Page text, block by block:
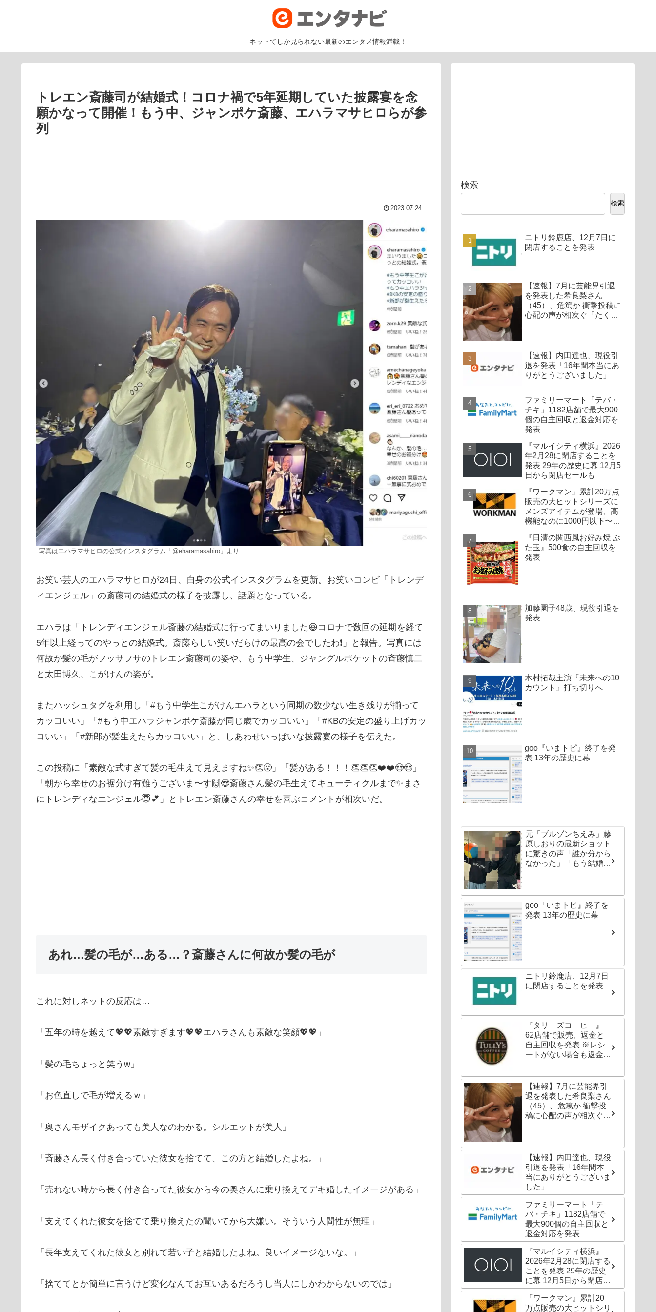
ネットでしか見られない最新のエンタメ情報満載！
トレエン斎藤司が結婚式！コロナ禍で5年延期していた披露宴を念
願かなって開催！もう中、ジャンポケ斎藤、エハラマサヒロらが参
列
2023.07.24
写真はエハラマサヒロの公式インスタグラム「@eharamasahiro」より
お笑い芸人のエハラマサヒロが24日、自身の公式インスタグラムを更新。お笑いコンビ「トレンデ
ィエンジェル」の斎藤司の結婚式の様子を披露し、話題となっている。
エハラは「トレンディエンジェル斎藤の結婚式に行ってまいりました😆コロナで数回の延期を経て
5年以上経ってのやっとの結婚式。斎藤らしい笑いだらけの最高の会でしたわ❗️」と報告。写真には
何故か髪の毛がフッサフサのトレエン斎藤司の姿や、もう中学生、ジャングルポケットの斉藤慎二
と太田博久、こがけんの姿が。
またハッシュタグを利用し「#もう中学生こがけんエハラという同期の数少ない生き残りが揃って
カッコいい」「#もう中エハラジャンポケ斎藤が同じ歳でカッコいい」「#KBの安定の盛り上げカッ
コいい」「#新郎が髪生えたらカッコいい」と、しあわせいっぱいな披露宴の様子を伝えた。
この投稿に「素敵な式すぎて髪の毛生えて見えますね✨👏😮」「髪がある！！！👏👏👏❤️❤️😍😍」
「朝から幸せのお裾分け有難うございま〜す🙌😍斎藤さん髪の毛生えてキューティクルまで✨まさ
にトレンディなエンジェル😇💕」とトレエン斎藤さんの幸せを喜ぶコメントが相次いだ。
あれ…髪の毛が…ある…？斎藤さんに何故か髪の毛が
これに対しネットの反応は…
「五年の時を越えて💖💖素敵すぎます💖💖エハラさんも素敵な笑顔💖💖」
「髪の毛ちょっと笑うw」
「お色直しで毛が増えるｗ」
「奥さんモザイクあっても美人なのわかる。シルエットが美人」
「斉藤さん長く付き合っていた彼女を捨てて、この方と結婚したよね。」
「売れない時から長く付き合ってた彼女から今の奥さんに乗り換えてデキ婚したイメージがある」
「支えてくれた彼女を捨てて乗り換えたの聞いてから大嫌い。そういう人間性が無理」
「長年支えてくれた彼女と別れて若い子と結婚したよね。良いイメージないな。」
「捨ててとか簡単に言うけど変化なんてお互いあるだろうし当人にしかわからないのでは」
検索
検索
ニトリ鈴鹿店、12月7日に
閉店することを発表
【速報】7月に芸能界引退
を発表した希良梨さん
（45）、危篤か 衝撃投稿に
心配の声が相次ぐ「たくさ
【速報】内田達也、現役引
退を発表「16年間本当にあ
りがとうございました」
ファミリーマート「テバ・
チキ」1182店舗で最大900
個の自主回収と返金対応を
発表
『マルイシティ横浜』2026
年2月28に閉店することを
発表 29年の歴史に幕 12月5
日から閉店セールも
『ワークマン』累計20万点
販売の大ヒットシリーズに
メンズアイテムが登場、高
機能なのに1000円以下〜の
『日清の関西風お好み焼 ぶ
た玉』500食の自主回収を
発表
加藤園子48歳、現役引退を
発表
木村拓哉主演『未来への10
カウント』打ち切りへ
goo『いまトピ』終了を発
表 13年の歴史に幕
元「ブルゾンちえみ」藤
原しおりの最新ショット
に驚きの声「誰か分から
なかった」「もう結婚し
goo『いまトピ』終了を
発表 13年の歴史に幕
ニトリ鈴鹿店、12月7日
に閉店することを発表
『タリーズコーヒー』
62店舗で販売、返金と
自主回収を発表 ※レシ
ートがない場合も返金対
【速報】7月に芸能界引
退を発表した希良梨さん
（45）、危篤か 衝撃投
稿に心配の声が相次ぐ
【速報】内田達也、現役
引退を発表「16年間本
当にありがとうございま
した」
ファミリーマート「テ
バ・チキ」1182店舗で
最大900個の自主回収と
返金対応を発表
『マルイシティ横浜』
2026年2月28に閉店する
ことを発表 29年の歴史
に幕 12月5日から閉店セ
ールも
『ワークマン』累計20
万点販売の大ヒットシリ